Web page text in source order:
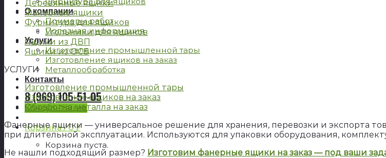
О компании
Примеры работ
Полезная информация
Услуги
Изготовление промышленной тары
Изготовление ящиков на заказ
Металлообработка
Контакты
8 (969) 105-51-05
Консультация
Корзина /0Р
Корзина пуста.
Деревянные ящики
Фанерные ящики
Фурнитура для ящиков
Угольники для ящиков
Ящики из ДВП
Ящики из ОСБ
УСЛУГИ
Изготовление промышленной тары
Изготовление ящиков на заказ
Обработка металла на заказ
Фанерные ящики — универсальное решение для хранения, перевозки и экспорта
при длительной эксплуатации. Используются для упаковки оборудования,
Не нашли подходящий размер? Изготовим фанерные ящики на заказ — под ваши